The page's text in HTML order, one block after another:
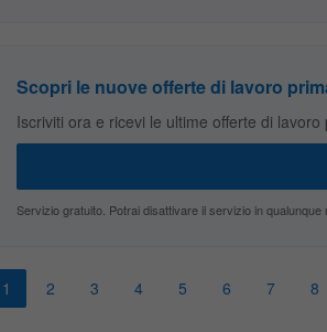
Scopri le nuove offerte di lavoro
Iscriviti ora e ricevi le ultime offerte di lavoro
Servizio gratuito. Potrai disattivare il servizio in qualunque
1 2 3 4 5 6 7 8